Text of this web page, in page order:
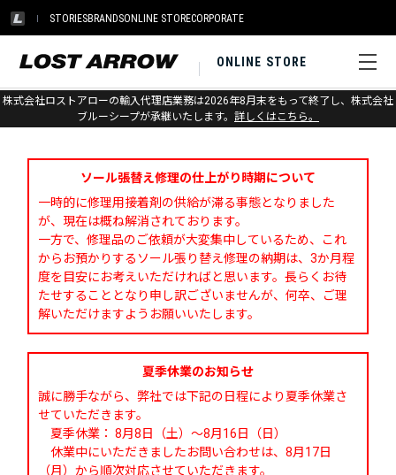
STORIESBRANDSONLINE STORECORPORATE
ONLINE STORE
株式会社ロストアローの輸入代理店業務は2026年8月末をもって終了し、株式会社
ブルーシープが承継いたします。 詳しくはこちら。
お問い合わせ
ソール張替え修理の仕上がり時期について
一時的に修理用接着剤の供給が滞る事態となりました
が、現在は概ね解消されております。
一方で、修理品のご依頼が大変集中しているため、これ
からお預かりするソール張り替え修理の納期は、3か月程
度を目安にお考えいただければと思います。長らくお待
たせすることとなり申し訳ございませんが、何卒、ご理
解いただけますようお願いいたします。
夏季休業のお知らせ
誠に勝手ながら、弊社では下記の日程により夏季休業さ
せていただきます。
夏季休業： 8月8日（土）～8月16日（日）
休業中にいただきましたお問い合わせは、8月17日
（月）から順次対応させていただきます。